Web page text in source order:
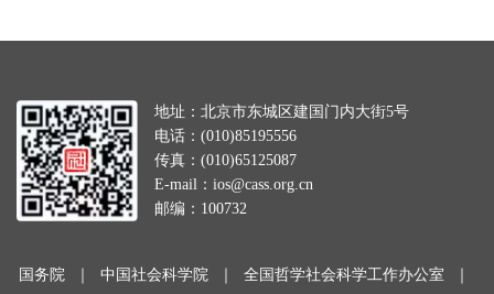
地址：北京市东城区建国门内大街5号
电话：(010)85195556
传真：(010)65125087
E-mail：ios@cass.org.cn
邮编：100732
国务院 ｜ 中国社会科学院 ｜ 全国哲学社会科学工作办公室
｜